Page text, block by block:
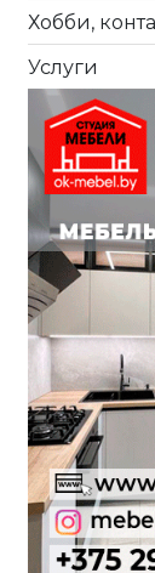
Хобби,
Услуги